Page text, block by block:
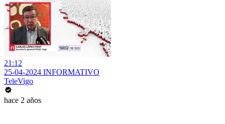
21:12
25-04-2024 INFORMATIVO
TeleVigo
hace 2 años